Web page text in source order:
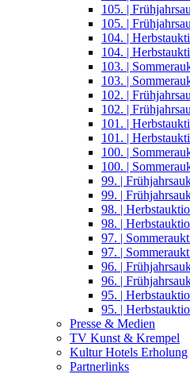
105. |
105. |
104. |
104. |
103. |
103. |
102. |
102. |
101. |
101. |
100. |
100. |
99. |
99. |
98. |
98. |
97. |
97. |
96. |
96. |
95. |
95. |
Presse & Medien
TV Kunst & Krempel
Kultur Hotels Erholung
Partnerlinks